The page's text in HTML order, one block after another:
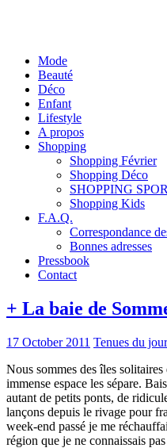
Mode
Beauté
Déco
Enfant
Lifestyle
A propos
Shopping
Shopping Février
Shopping Déco
SHOPPING
Shopping Kids
F.A.Q.
Correspondance
Bonnes adresses
Pressbook
Contact
+ La baie de
17 October 2011 Tenues du jour
Nous sommes des îles
immense espace les sépare.
autant de petits ponts, de
lançons depuis le rivage pour
week-end passé je me
région que je ne connaissais